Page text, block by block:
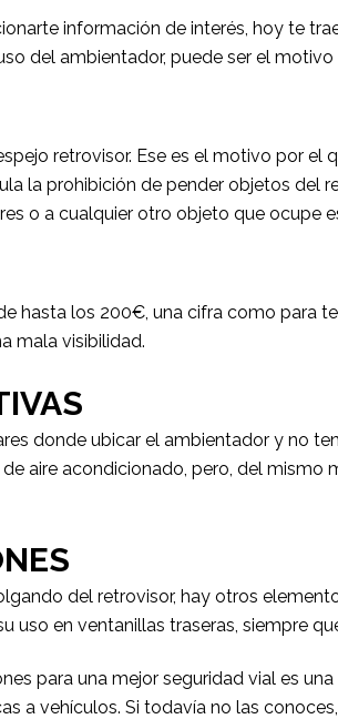
información de interés, hoy te
del ambientador, puede ser el
retrovisor. Ese es el motivo por
la prohibición de pender objetos del
o a cualquier otro objeto que ocupe
hasta los 200€, una cifra como para
mala visibilidad.
donde ubicar el ambientador y no
aire acondicionado, pero, del
del retrovisor, hay otros
uso en ventanillas traseras, siempre
para una mejor seguridad vial es
a vehículos. Si todavía no las conoces,